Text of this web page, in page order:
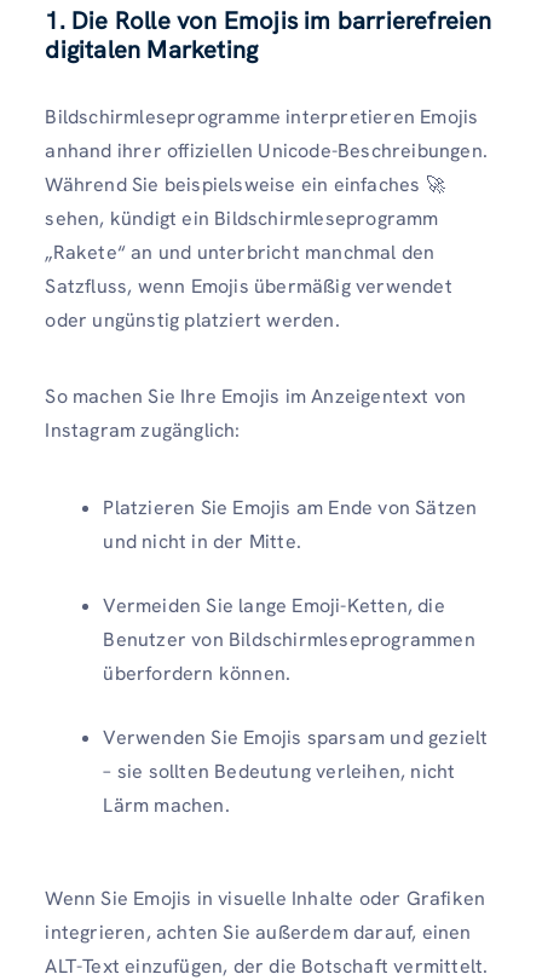
1. Die Rolle von Emojis im barrierefreien
digitalen Marketing
Bildschirmleseprogramme interpretieren Emojis
anhand ihrer offiziellen Unicode-Beschreibungen.
Während Sie beispielsweise ein einfaches 🚀
sehen, kündigt ein Bildschirmleseprogramm
„Rakete“ an und unterbricht manchmal den
Satzfluss, wenn Emojis übermäßig verwendet
oder ungünstig platziert werden.
So machen Sie Ihre Emojis im Anzeigentext von
Instagram zugänglich:
Platzieren Sie Emojis am Ende von Sätzen
und nicht in der Mitte.
Vermeiden Sie lange Emoji-Ketten, die
Benutzer von Bildschirmleseprogrammen
überfordern können.
Verwenden Sie Emojis sparsam und gezielt
– sie sollten Bedeutung verleihen, nicht
Lärm machen.
Wenn Sie Emojis in visuelle Inhalte oder Grafiken
integrieren, achten Sie außerdem darauf, einen
ALT-Text einzufügen, der die Botschaft vermittelt.